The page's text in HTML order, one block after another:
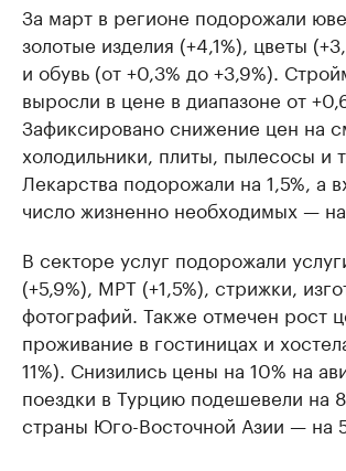
За март в регионе подорожали
золотые изделия (+4,1%), цветы
и обувь (от +0,3% до +3,9%).
выросли в цене в диапазоне от
Зафиксировано снижение цен на
холодильники, плиты, пылесосы и
Лекарства подорожали на 1,5%, а
число жизненно необходимых — на
В секторе услуг подорожали
(+5,9%), МРТ (+1,5%), стрижки,
фотографий. Также отмечен рост
проживание в гостиницах и
11%). Снизились цены на 10% на
поездки в Турцию подешевели на
страны Юго-Восточной Азии — на